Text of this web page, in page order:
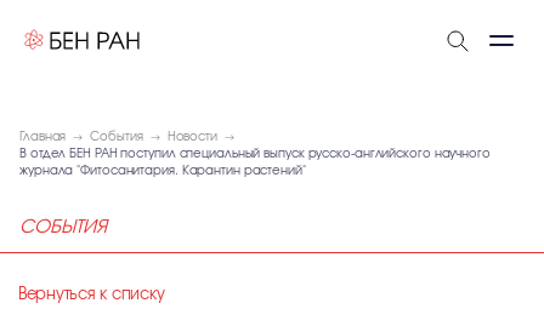
Главная События
Новости
В отдел БЕН РАН поступил специальный выпуск русско-английского научного
журнала "Фитосанитария. Карантин растений"
СОБЫТИЯ
Вернуться к списку